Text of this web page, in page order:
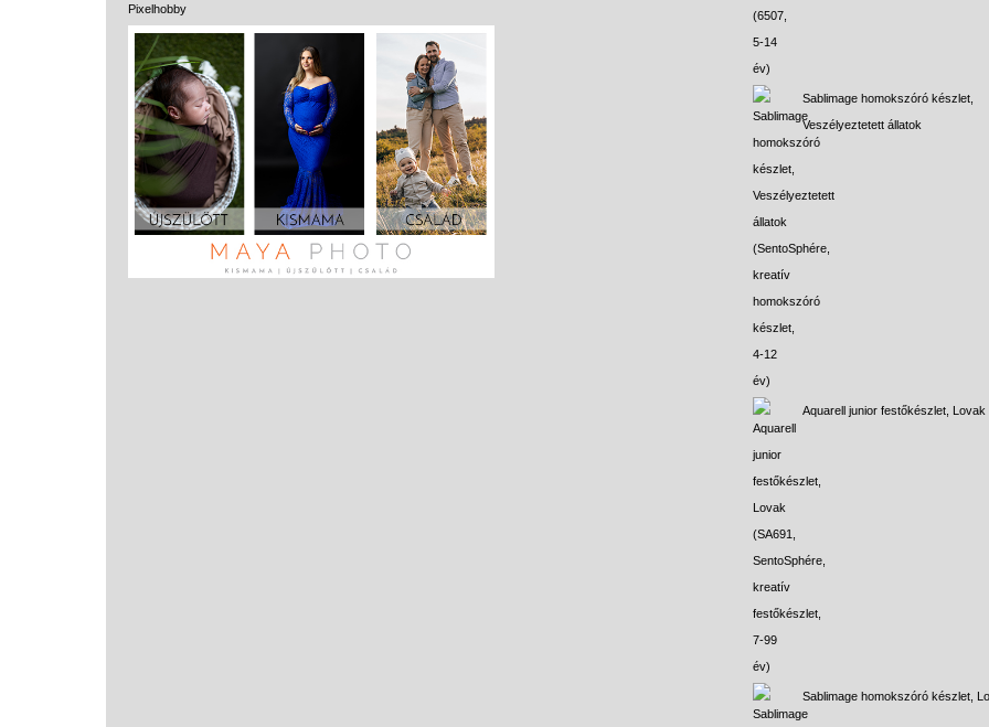
Pixelhobby
Sablimage homokszóró készlet,
Veszélyeztetett állatok
Aquarell junior festőkészlet, Lovak
Sablimage homokszóró készlet,